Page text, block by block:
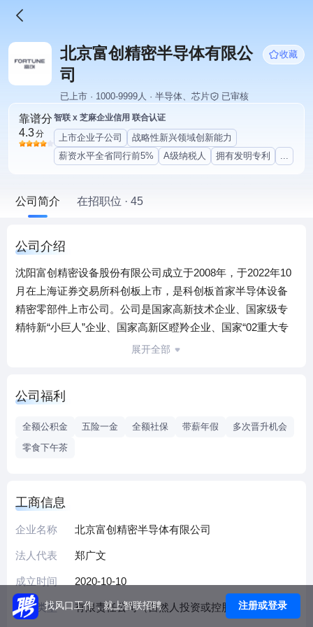
北京富创精密半导体有限公
司
收藏
已上市 · 1000-9999人 · 半导体、芯片 已审核
靠谱分
4.3分
智联 x 芝麻企业信用 联合认证
上市企业子公司
战略性新兴领域创新能力
薪资水平全省同行前5%
A级纳税人 拥有发明专利 ...
公司简介 在招职位 · 45
公司介绍
沈阳富创精密设备股份有限公司成立于2008年，于2022年10
月在上海证券交易所科创板上市，是科创板首家半导体设备
精密零部件上市公司。公司是国家高新技术企业、国家级专
精特新“小巨人”企业、国家高新区瞪羚企业、国家“02重大专
项”及国家智能制造新模式应用项目承担单位。
机械制造、表面处理特种工艺、焊接、组装等关键制造工艺
展开全部
公司福利
全额公积金 五险一金 全额社保 带薪年假
多次晋升机会
零食下午茶
工商信息
企业名称 北京富创精密半导体有限公司
法人代表 郑广文
成立时间 2020-10-10
企业类型 有限责任公司（自然人投资或控股的法人独资）
找风口工作，就上智联招聘 注册或登录